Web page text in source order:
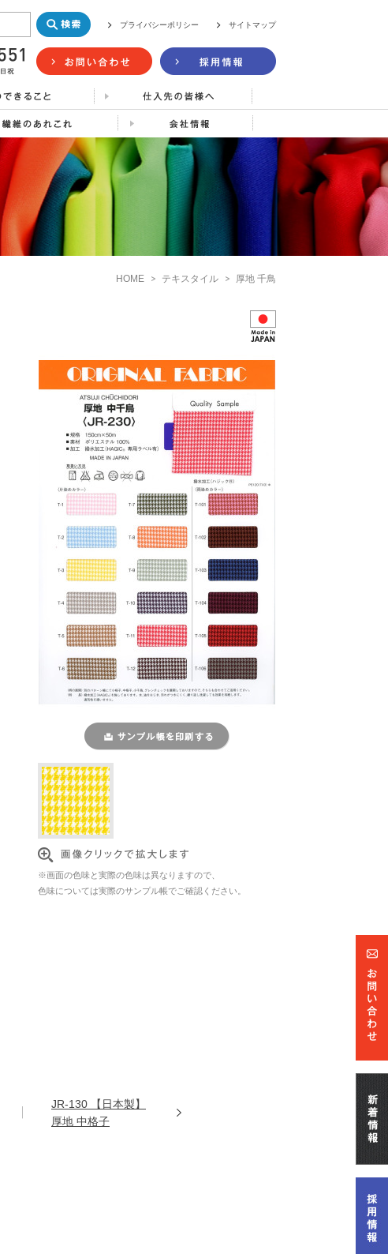
プライバシーポリシー サイトマップ
HOME テキスタイル 厚地 千鳥
※画面の色味と実際の色味は異なりますので、
色味については実際のサンプル帳でご確認ください。
JR-130 【日本製】
厚地 中格子